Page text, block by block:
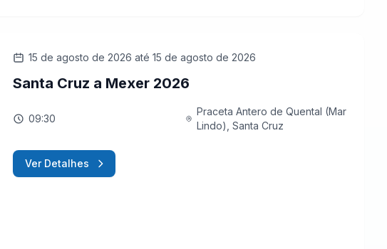
15 de agosto de 2026 até 15 de agosto de 2026
Santa Cruz a Mexer 2026
09:30
Praceta Antero de Quental (Mar
Lindo), Santa Cruz
Ver Detalhes